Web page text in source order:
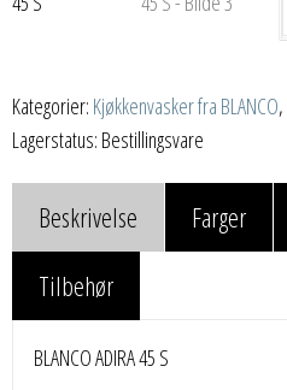
Kategorier: Kjøkkenvasker fra BLANCO,
Lagerstatus: Bestillingsvare
Beskrivelse Farger
Tilbehør
BLANCO ADIRA 45 S